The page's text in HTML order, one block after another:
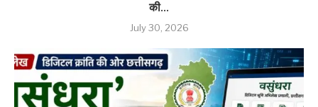
की...
July 30, 2026